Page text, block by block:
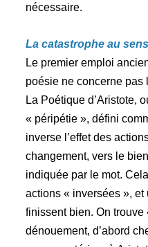
nécessaire.
La catastrophe au
Le premier emploi
poésie ne concerne pas
La Poétique d’Aristote,
« péripétie », défini
inverse l’effet des
changement, vers le
indiquée par le mot.
actions « inversées »,
finissent bien. On
dénouement, d’abord